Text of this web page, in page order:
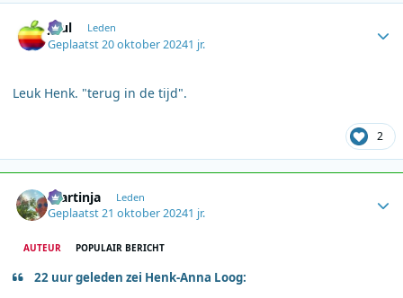
Juul Leden
Geplaatst20 oktober 20241 jr.
Leuk Henk. "terug in de tijd".
2
martinja Leden
Geplaatst21 oktober 20241 jr.
AUTEUR POPULAIR BERICHT
22 uur geleden zei Henk-Anna Loog: